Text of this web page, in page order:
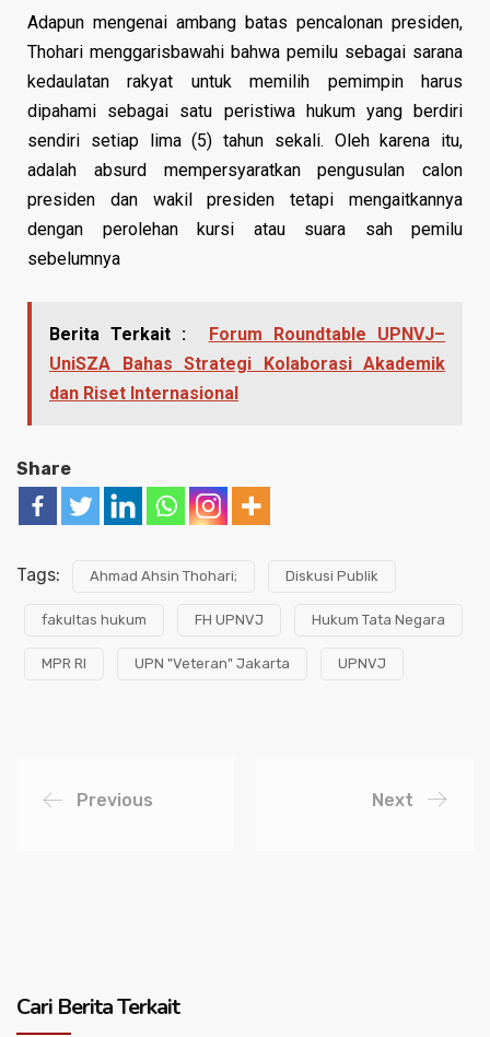
Adapun mengenai ambang batas pencalonan presiden,
Thohari menggarisbawahi bahwa pemilu sebagai sarana
kedaulatan rakyat untuk memilih pemimpin harus
dipahami sebagai satu peristiwa hukum yang berdiri
sendiri setiap lima (5) tahun sekali. Oleh karena itu,
adalah absurd mempersyaratkan pengusulan calon
presiden dan wakil presiden tetapi mengaitkannya
dengan perolehan kursi atau suara sah pemilu
sebelumnya
Berita Terkait :
Forum Roundtable UPNVJ–
UniSZA Bahas Strategi Kolaborasi Akademik
dan Riset Internasional
Share
Tags: Ahmad Ahsin Thohari; Diskusi Publik
fakultas hukum FH UPNVJ Hukum Tata Negara
MPR RI UPN "Veteran" Jakarta UPNVJ
Previous Next
Cari Berita Terkait